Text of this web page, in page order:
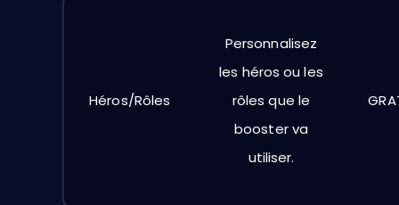
Héros/Rôles
Personnalisez
les héros ou les
rôles que le
booster va
utiliser.